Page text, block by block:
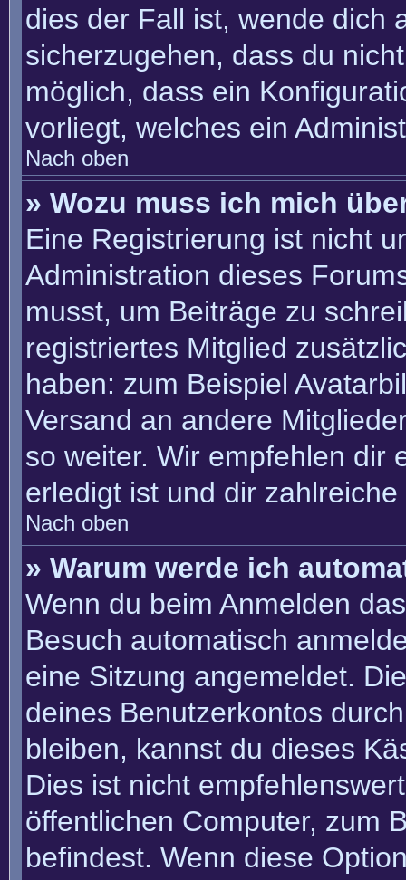
dies der Fall ist, wende dich
sicherzugehen, dass du
möglich, dass ein
vorliegt, welches ein
Nach oben
» Wozu muss ich mich
Eine Registrierung ist nicht
Administration dieses
musst, um Beiträge zu
registriertes Mitglied
haben: zum Beispiel
Versand an andere
so weiter. Wir empfehlen dir
erledigt ist und dir
Nach oben
» Warum werde ich
Wenn du beim Anmelden
Besuch automatisch
eine Sitzung angemeldet.
deines Benutzerkontos
bleiben, kannst du dieses
Dies ist nicht
öffentlichen Computer, zum
befindest. Wenn diese